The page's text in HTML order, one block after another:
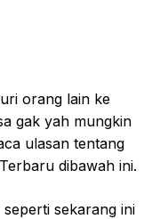
orang lain ke
gak yah mungkin
ulasan tentang
Terbaru dibawah ini.
sekarang ini